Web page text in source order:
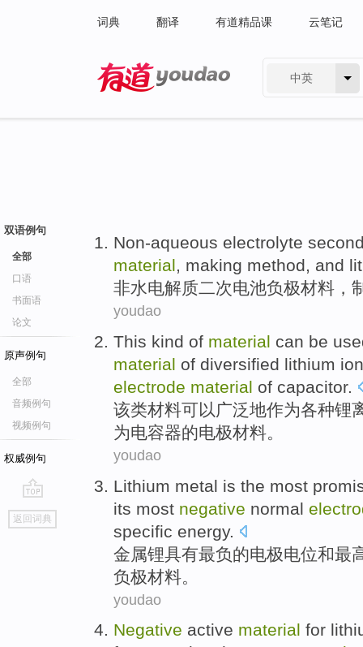
词典 翻译 有道精品课 云笔记
中英
双语例句
全部
口语
书面语
论文
原声例句
全部
音频例句
视频例句
权威例句
go
top
返回词典
Non-aqueous electrolyte
material, making method, and
非水电解质二次电池负极材料 ，
youdao
This kind of material can be
material of diversified lithium ion
electrode material of capacitor.
该类材料可以广泛地作为各种锂
为电容器的电极材料。
youdao
Lithium metal is the most
its most negative normal
specific energy.
金属锂具有最负的电极电位和最
负极材料。
youdao
Negative active material for